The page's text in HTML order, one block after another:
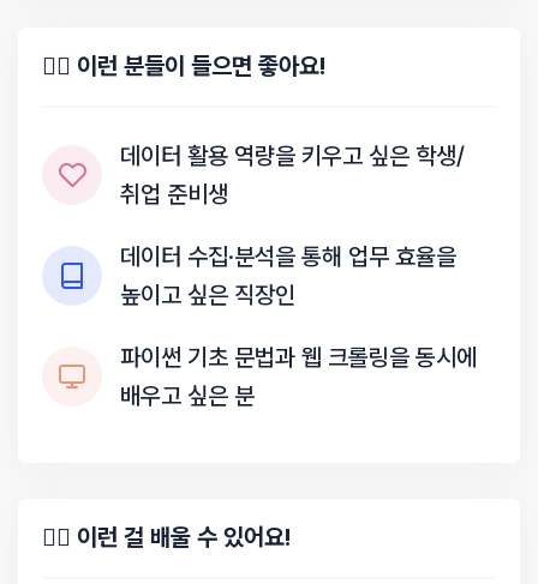
✍🏻 이런 분들이 들으면 좋아요!
데이터 활용 역량을 키우고 싶은 학생/
취업 준비생
데이터 수집·분석을 통해 업무 효율을
높이고 싶은 직장인
파이썬 기초 문법과 웹 크롤링을 동시에
배우고 싶은 분
✍🏻 이런 걸 배울 수 있어요!